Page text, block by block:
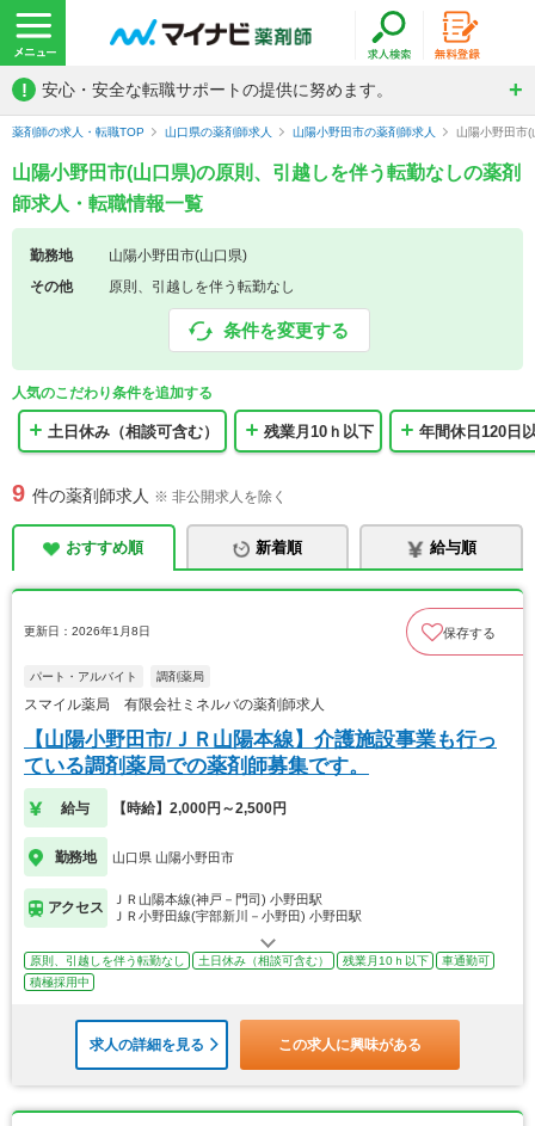
! 安心・安全な転職サポートの提供に努めます。
薬剤師の求人・転職TOP 山口県の薬剤師求人 山陽小野田市の薬剤師求人 山陽小野田市(
山陽小野田市(山口県)の原則、引越しを伴う転勤なしの薬剤
師求人・転職情報一覧
勤務地
山陽小野田市(山口県)
その他
原則、引越しを伴う転勤なし
条件を変更する
人気のこだわり条件を追加する
土日休み（相談可含む） 残業月10ｈ以下 年間休日120日
9 件の薬剤師求人 ※ 非公開求人を除く
おすすめ順 新着順 給与順
更新日：2026年1月8日 保存する
パート・アルバイト 調剤薬局
スマイル薬局 有限会社ミネルバの薬剤師求人
【山陽小野田市/ＪＲ山陽本線】介護施設事業も行っ
ている調剤薬局での薬剤師募集です。
給与 【時給】2,000円～2,500円
勤務地 山口県 山陽小野田市
アクセス
ＪＲ山陽本線(神戸－門司) 小野田駅
ＪＲ小野田線(宇部新川－小野田) 小野田駅
原則、引越しを伴う転勤なし 土日休み（相談可含む） 残業月10ｈ以下
車通勤可
積極採用中
求人の詳細を見る この求人に興味がある